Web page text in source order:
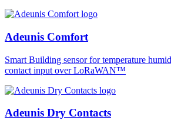
Adeunis Comfort
Smart Building sensor for temperature
contact input over LoRaWAN™
Adeunis Dry Contacts